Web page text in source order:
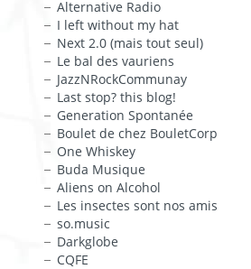
Alternative Radio
I left without my hat
Next 2.0 (mais tout seul)
Le bal des vauriens
JazzNRockCommunay
Last stop? this blog!
Generation Spontanée
Boulet de chez BouletCorp
One Whiskey
Buda Musique
Aliens on Alcohol
Les insectes sont nos amis
so.music
Darkglobe
CQFE